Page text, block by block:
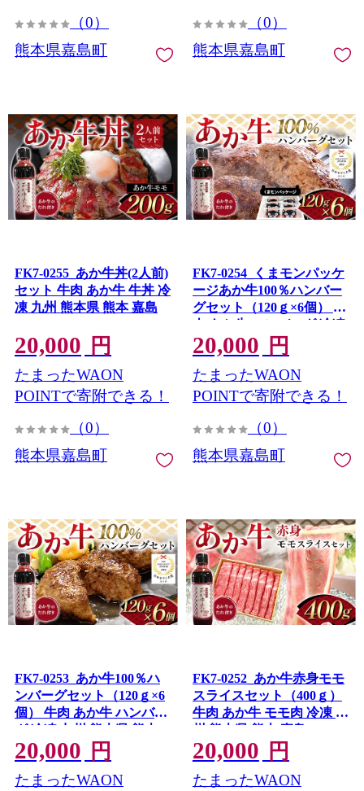
（0）
熊本県嘉島町
（0）
熊本県嘉島町
FK7-0255_あか牛丼(2人前)
セット 牛肉 あか牛 牛丼 冷
凍 九州 熊本県 熊本 嘉島
20,000 円
たまったWAON
POINTで寄附できる！
（0）
熊本県嘉島町
FK7-0254_くまモンパッケ
ージあか牛100％ハンバー
グセット（120ｇ×6個） 牛
肉 あか牛 ハンバーグ 冷凍
くまモン 九州 熊本県 熊本
嘉島
20,000 円
たまったWAON
POINTで寄附できる！
（0）
熊本県嘉島町
FK7-0253_あか牛100％ハ
ンバーグセット（120ｇ×6
個） 牛肉 あか牛 ハンバー
グ 冷凍 九州 熊本県 熊本
嘉島
20,000 円
たまったWAON
FK7-0252_あか牛赤身モモ
スライスセット（400ｇ）
牛肉 あか牛 モモ肉 冷凍 九
州 熊本県 熊本 嘉島
20,000 円
たまったWAON